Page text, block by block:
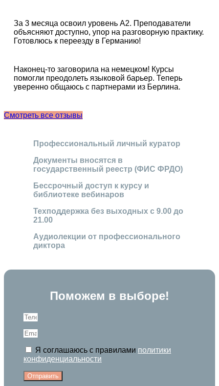
За 3 месяца освоил уровень А2. Преподаватели
объясняют доступно, упор на разговорную практику.
Готовлюсь к переезду в Германию!
Наконец-то заговорила на немецком! Курсы
помогли преодолеть языковой барьер. Теперь
уверенно общаюсь с партнерами из Берлина.
Смотреть все отзывы
Профессиональный личный куратор
Документы вносятся в
государственный реестр (ФИС ФРДО)
Бессрочный доступ к курсу и
библиотеке вебинаров
Техподдержка без выходных с 9.00 до
21.00
Аудиолекции от профессионального
диктора
Поможем в выборе!
Я соглашаюсь с правилами политики
конфиденциальности
Отправить